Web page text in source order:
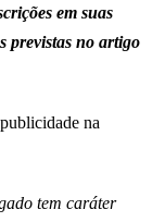
em suas
previstas no artigo
na
tem caráter